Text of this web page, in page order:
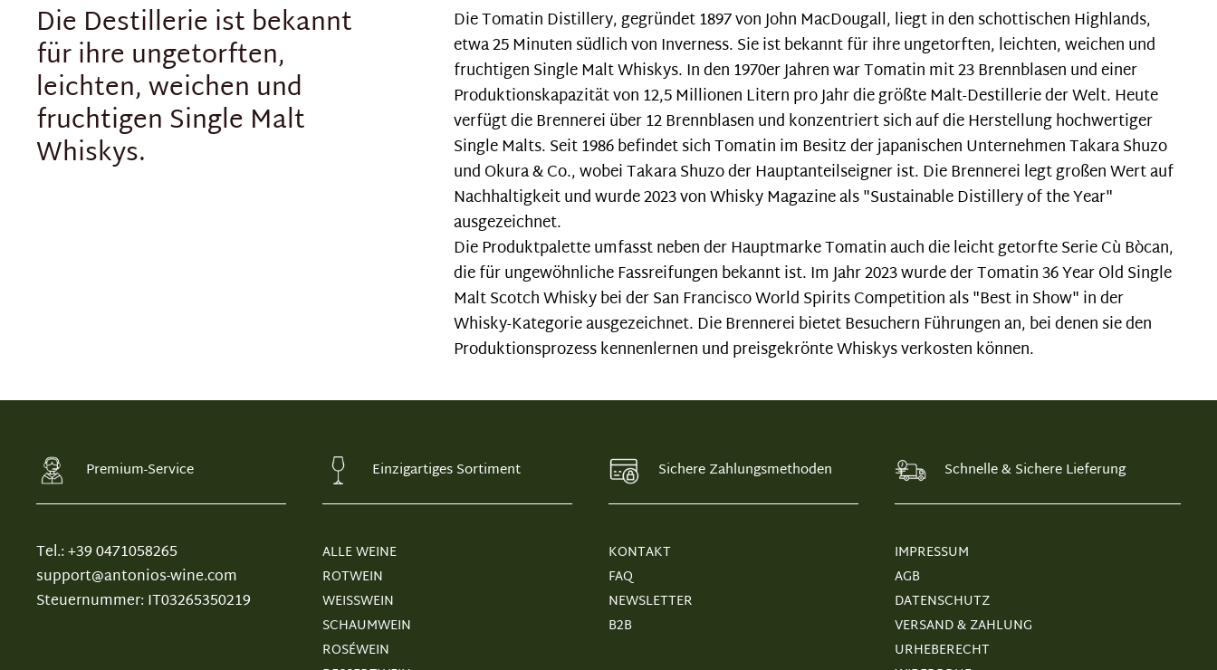
Die Destillerie ist bekannt
für ihre ungetorften,
leichten, weichen und
fruchtigen Single Malt
Whiskys.
Die Tomatin Distillery, gegründet 1897 von John MacDougall, liegt in den schottischen Highlands,
etwa 25 Minuten südlich von Inverness. Sie ist bekannt für ihre ungetorften, leichten, weichen und
fruchtigen Single Malt Whiskys. In den 1970er Jahren war Tomatin mit 23 Brennblasen und einer
Produktionskapazität von 12,5 Millionen Litern pro Jahr die größte Malt-Destillerie der Welt. Heute
verfügt die Brennerei über 12 Brennblasen und konzentriert sich auf die Herstellung hochwertiger
Single Malts. Seit 1986 befindet sich Tomatin im Besitz der japanischen Unternehmen Takara Shuzo
und Okura & Co., wobei Takara Shuzo der Hauptanteilseigner ist. Die Brennerei legt großen Wert auf
Nachhaltigkeit und wurde 2023 von Whisky Magazine als "Sustainable Distillery of the Year"
ausgezeichnet.
Die Produktpalette umfasst neben der Hauptmarke Tomatin auch die leicht getorfte Serie Cù Bòcan,
die für ungewöhnliche Fassreifungen bekannt ist. Im Jahr 2023 wurde der Tomatin 36 Year Old Single
Malt Scotch Whisky bei der San Francisco World Spirits Competition als "Best in Show" in der
Whisky-Kategorie ausgezeichnet. Die Brennerei bietet Besuchern Führungen an, bei denen sie den
Produktionsprozess kennenlernen und preisgekrönte Whiskys verkosten können.
Premium-Service Einzigartiges Sortiment Sichere Zahlungsmethoden Schnelle & Sichere Lieferung
Tel.: +39 0471058265
support@antonios-wine.com
Steuernummer: IT03265350219
ALLE WEINE
ROTWEIN
WEISSWEIN
SCHAUMWEIN
ROSÉWEIN
KONTAKT
FAQ
NEWSLETTER
B2B
IMPRESSUM
AGB
DATENSCHUTZ
VERSAND & ZAHLUNG
URHEBERECHT